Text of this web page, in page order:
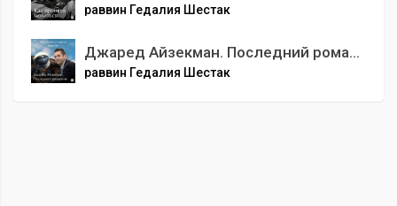
раввин Гедалия Шестак
Джаред Айзекман. Последний романтик
раввин Гедалия Шестак